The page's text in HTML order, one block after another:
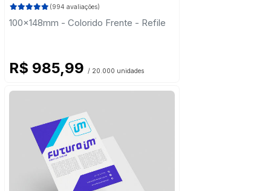
(994 avaliações)
100x148mm - Colorido Frente - Refile
R$ 985,99 / 20.000 unidades